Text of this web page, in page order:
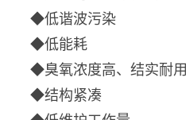
◆低谐波污染
◆低能耗
◆臭氧浓度高、结实耐用
◆结构紧凑